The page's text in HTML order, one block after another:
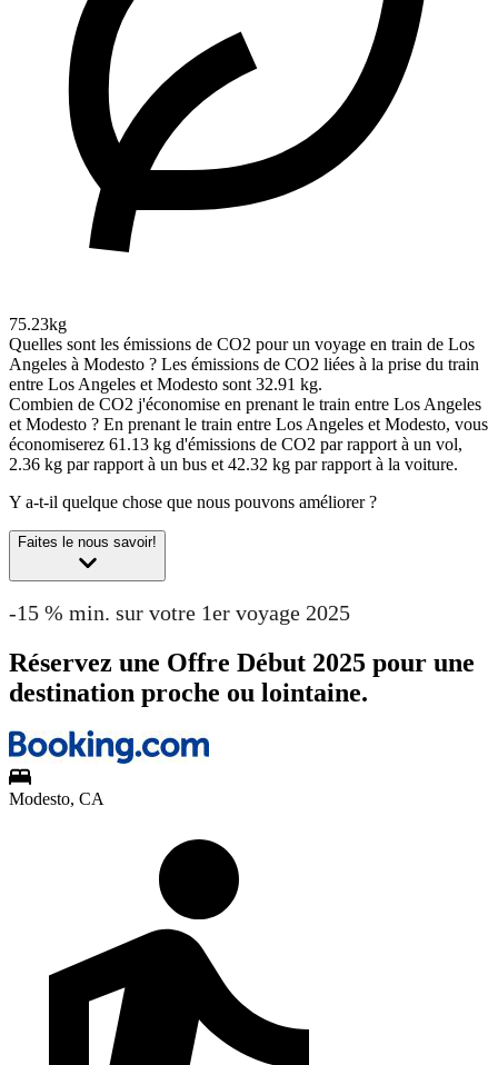
75.23kg
Quelles sont les émissions de CO2 pour un voyage en train de Los
Angeles à Modesto ? Les émissions de CO2 liées à la prise du train
entre Los Angeles et Modesto sont 32.91 kg.
Combien de CO2 j'économise en prenant le train entre Los Angeles
et Modesto ? En prenant le train entre Los Angeles et Modesto, vous
économiserez 61.13 kg d'émissions de CO2 par rapport à un vol,
2.36 kg par rapport à un bus et 42.32 kg par rapport à la voiture.
Y a-t-il quelque chose que nous pouvons améliorer ?
Faites le nous savoir!
-15 % min. sur votre 1er voyage 2025
Réservez une Offre Début 2025 pour une
destination proche ou lointaine.
Modesto, CA